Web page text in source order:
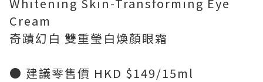
Cream
奇蹟幻白 雙重瑩白煥顏眼霜
● 建議零售價 HKD $149/15ml